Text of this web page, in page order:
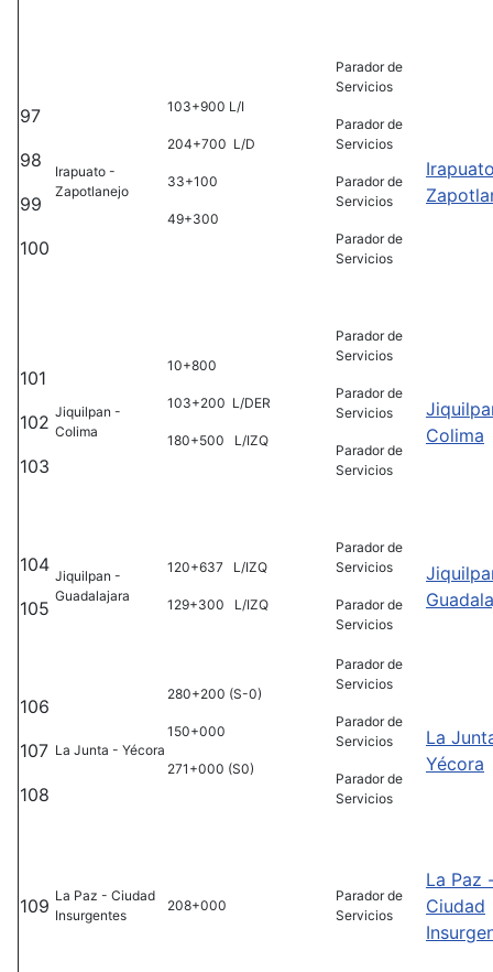
97
98
99
100
Irapuato -
Zapotlanejo
103+900 L/I
204+700 L/D
33+100
49+300
Parador de
Servicios
Parador de
Servicios
Parador de
Servicios
Parador de
Servicios
101
102
103
Jiquilpan -
Colima
10+800
103+200 L/DER
180+500 L/IZQ
Parador de
Servicios
Parador de
Servicios
Parador de
Servicios
Colima
104
105
Jiquilpan -
Guadalajara
120+637 L/IZQ
129+300 L/IZQ
Parador de
Servicios
Parador de
Servicios
106
107
108
La Junta - Yécora
280+200 (S-0)
150+000
271+000 (S0)
Parador de
Servicios
Parador de
Servicios
Parador de
Servicios
La
Yécora
109 La Paz - Ciudad
Insurgentes
208+000
Parador de
Servicios
La Paz
Ciudad